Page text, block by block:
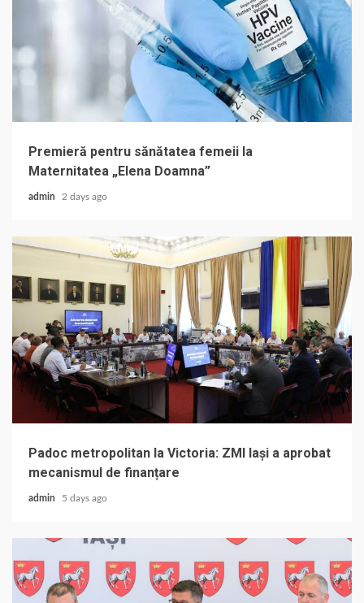
Premieră pentru sănătatea femeii la
Maternitatea „Elena Doamna”
admin 2 days ago
Padoc metropolitan la Victoria: ZMI Iași a aprobat
mecanismul de finanțare
admin 5 days ago